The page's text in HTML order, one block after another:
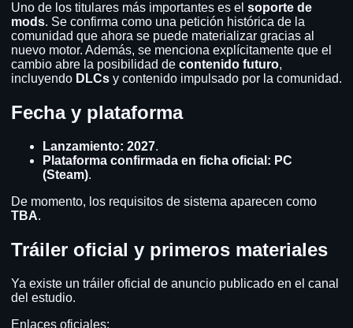
Uno de los titulares más importantes es el soporte de
mods. Se confirma como una petición histórica de la
comunidad que ahora se puede materializar gracias al
nuevo motor. Además, se menciona explícitamente que el
cambio abre la posibilidad de contenido futuro,
incluyendo DLCs y contenido impulsado por la comunidad.
Fecha y plataforma
Lanzamiento: 2027.
Plataforma confirmada en ficha oficial: PC
(Steam).
De momento, los requisitos de sistema aparecen como
TBA.
Tráiler oficial y primeros materiales
Ya existe un tráiler oficial de anuncio publicado en el canal
del estudio.
Enlaces oficiales: